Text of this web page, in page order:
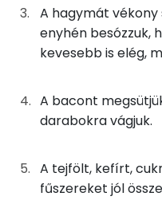
17g
11g bacon
20gtejföl
15gkefir
7g majonéz
Nátrium
Foszfor
Magnézium
Szelén
TOP vitaminok
A hagymát vékony
enyhén besózzuk,
kevesebb is elég,
A bacont
darabokra vágjuk.
A tejfölt, kefírt,
fűszereket jól